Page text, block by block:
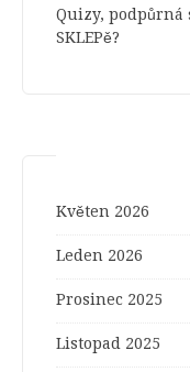
Quizy, podpůrná
SKLEPě?
Květen 2026
Leden 2026
Prosinec 2025
Listopad 2025